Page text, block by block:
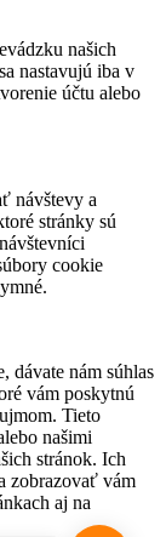
našich
nastavujú iba v
účtu alebo
návštevy a
stránky sú
cookie
dávate nám súhlas
vám poskytnú
Tieto
našimi
stránok. Ich
zobrazovať vám
aj na